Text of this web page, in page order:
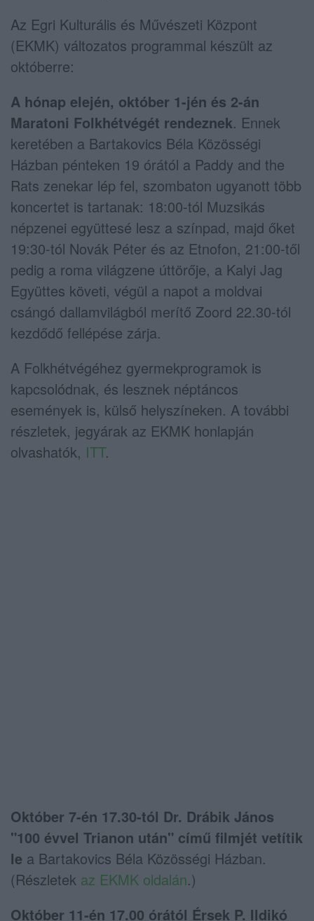
Az Egri Kulturális és Művészeti Központ
(EKMK) változatos programmal készült az
októberre:
A hónap elején, október 1-jén és 2-án
Maratoni Folkhétvégét rendeznek. Ennek
keretében a Bartakovics Béla Közösségi
Házban pénteken 19 órától a Paddy and the
Rats zenekar lép fel, szombaton ugyanott több
koncertet is tartanak: 18:00-tól Muzsikás
népzenei együttesé lesz a színpad, majd őket
19:30-tól Novák Péter és az Etnofon, 21:00-től
pedig a roma világzene úttörője, a Kalyi Jag
Együttes követi, végül a napot a moldvai
csángó dallamvilágból merítő Zoord 22.30-tól
kezdődő fellépése zárja.
A Folkhétvégéhez gyermekprogramok is
kapcsolódnak, és lesznek néptáncos
események is, külső helyszíneken. A további
részletek, jegyárak az EKMK honlapján
olvashatók, ITT.
Október 7-én 17.30-tól Dr. Drábik János
"100 évvel Trianon után" című filmjét vetítik
le a Bartakovics Béla Közösségi Házban.
(Részletek az EKMK oldalán.)
Október 11-én 17.00 órától Érsek P. Ildikó